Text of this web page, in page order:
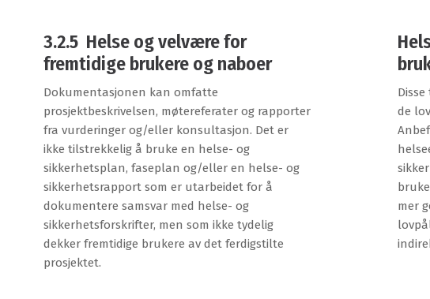
3.2.5 Helse og velvære for
fremtidige brukere og naboer
Dokumentasjonen kan omfatte
prosjektbeskrivelsen, møtereferater og rapporter
fra vurderinger og/eller konsultasjon. Det er
ikke tilstrekkelig å bruke en helse- og
sikkerhetsplan, faseplan og/eller en helse- og
sikkerhetsrapport som er utarbeidet for å
dokumentere samsvar med helse- og
sikkerhetsforskrifter, men som ikke tydelig
dekker fremtidige brukere av det ferdigstilte
prosjektet.
de
mer